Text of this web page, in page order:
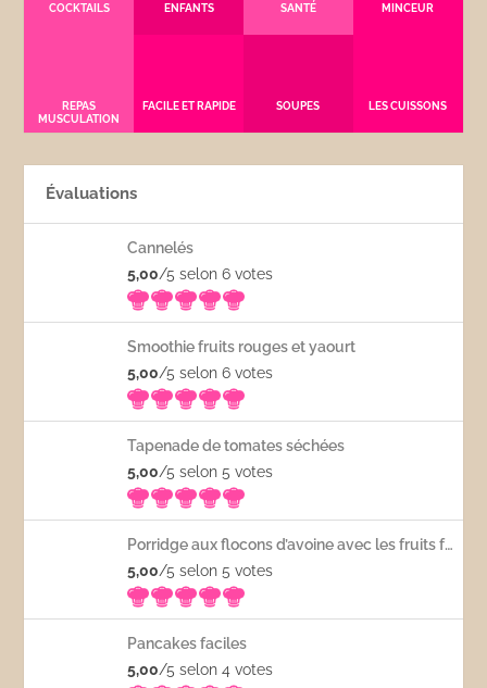
COCKTAILS ENFANTS SANTÉ MINCEUR
REPAS
MUSCULATION
FACILE ET RAPIDE SOUPES LES CUISSONS
Évaluations
Cannelés
5,00/5 selon 6votes
Smoothie fruits rouges et yaourt
5,00/5 selon 6votes
Tapenade de tomates séchées
5,00/5 selon 5votes
Porridge aux flocons d’avoine avec les fruits frais
5,00/5 selon 5votes
Pancakes faciles
5,00/5 selon 4votes